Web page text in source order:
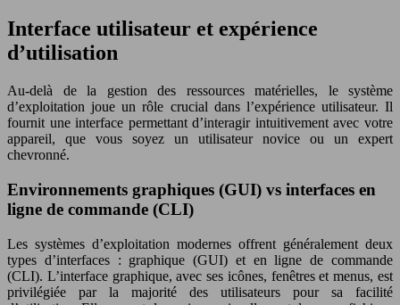
Interface utilisateur et expérience
d’utilisation
Au-delà de la gestion des ressources matérielles, le système
d’exploitation joue un rôle crucial dans l’expérience utilisateur. Il
fournit une interface permettant d’interagir intuitivement avec votre
appareil, que vous soyez un utilisateur novice ou un expert
chevronné.
Environnements graphiques (GUI) vs interfaces en
ligne de commande (CLI)
Les systèmes d’exploitation modernes offrent généralement deux
types d’interfaces : graphique (GUI) et en ligne de commande
(CLI). L’interface graphique, avec ses icônes, fenêtres et menus, est
privilégiée par la majorité des utilisateurs pour sa facilité